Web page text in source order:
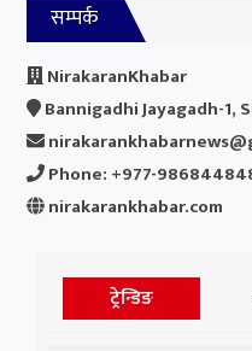
सम्पर्क
NirakaranKhabar
Bannigadhi Jayagadh-1,
Phone: +977-
nirakarankhabar.com
ट्रेन्डिङ